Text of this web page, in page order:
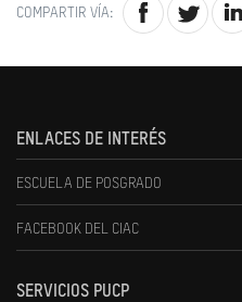
COMPARTIR VÍA:
ENLACES DE INTERÉS
ESCUELA DE POSGRADO
FACEBOOK DEL CIAC
SERVICIOS PUCP